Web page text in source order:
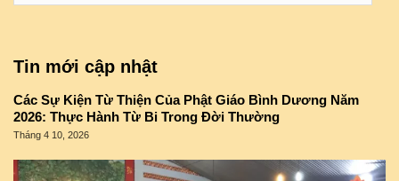
Tin mới cập nhật
Các Sự Kiện Từ Thiện Của Phật Giáo Bình Dương Năm
2026: Thực Hành Từ Bi Trong Đời Thường
Tháng 4 10, 2026